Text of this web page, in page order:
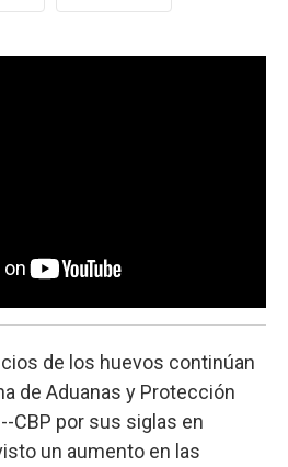
de los huevos continúan
de Aduanas y Protección
CBP por sus siglas en
un aumento en las